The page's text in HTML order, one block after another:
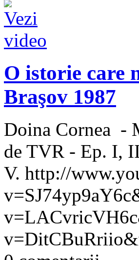
O istorie care
Braşov 1987
Doina Cornea -
de TVR - Ep. I,
V. http://